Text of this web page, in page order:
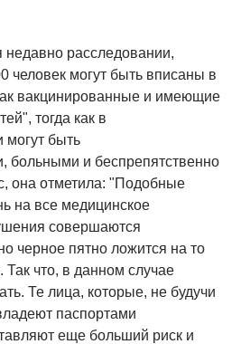
расследовании,
человек могут быть вписаны в
вакцинированные и имеющие
тогда как в
могут быть
больными и беспрепятственно
она отметила: "Подобные
на все медицинское
совершаются
черное пятно ложится на то
что, в данном случае
Те лица, которые, не будучи
паспортами
еще больший риск и